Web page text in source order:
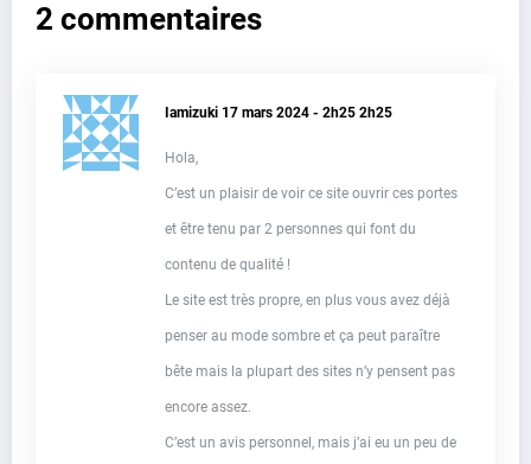
2 commentaires
Iamizuki 17 mars 2024 - 2h25 2h25
Hola,
C’est un plaisir de voir ce site ouvrir ces portes
et être tenu par 2 personnes qui font du
contenu de qualité !
Le site est très propre, en plus vous avez déjà
penser au mode sombre et ça peut paraître
bête mais la plupart des sites n’y pensent pas
encore assez.
C’est un avis personnel, mais j’ai eu un peu de